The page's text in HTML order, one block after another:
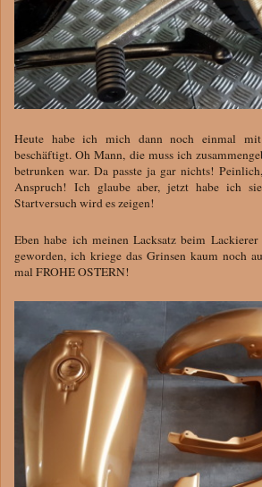
Heute habe ich mich dann noch einmal mit
beschäftigt. Oh Mann, die muss ich
betrunken war. Da passte ja gar nichts!
Anspruch! Ich glaube aber, jetzt habe ich
Startversuch wird es zeigen!
Eben habe ich meinen Lacksatz beim
geworden, ich kriege das Grinsen kaum noch
mal FROHE OSTERN!